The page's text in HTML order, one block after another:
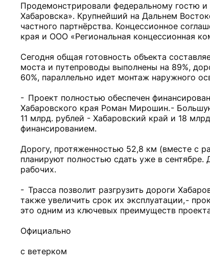
Продемонстрировали федеральному гостю
Хабаровска». Крупнейший на Дальнем
частного партнёрства. Концессионное
края и ООО «Региональная концессионная
Сегодня общая готовность объекта
моста и путепроводы выполнены на 89%,
60%, параллельно идет монтаж наружного
- Проект полностью обеспечен
Хабаровского края Роман Мирошин. -
11 млрд. рублей - Хабаровский край и 18
финансированием.
Дорогу, протяженностью 52,8 км (вместе с
планируют полностью сдать уже в сентябре.
рабочих.
- Трасса позволит разгрузить дороги
также увеличить срок их эксплуатации, -
это одним из ключевых преимуществ
Официально
с ветерком